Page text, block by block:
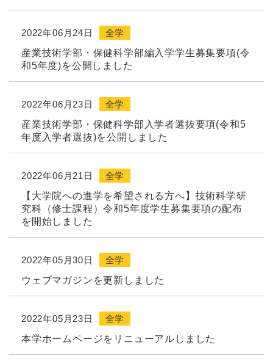
2022年06月24日
全学
産業技術学部・保健科学部編入学学生募集要項(令
和5年度)を公開しました
2022年06月23日
全学
産業技術学部・保健科学部入学者選抜要項(令和5
年度入学者選抜)を公開しました
2022年06月21日
全学
【大学院への進学を希望される方へ】技術科学研
究科（修士課程）令和5年度学生募集要項の配布
を開始しました
2022年05月30日
全学
ウェブマガジンを更新しました
2022年05月23日
全学
本学ホームページをリニューアルしました